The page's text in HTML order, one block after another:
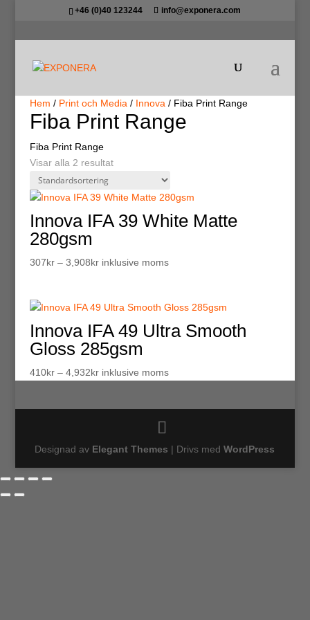
+46 (0)40 123244 info@exponera.com
Hem / Print och Media / Innova / Fiba Print Range
Fiba Print Range
Fiba Print Range
Visar alla 2 resultat
Innova IFA 39 White Matte
280gsm
307kr – 3,908krPrisintervall:
3,908kr
inklusive moms
Innova IFA 49 Ultra Smooth
Gloss 285gsm
410kr – 4,932krPrisintervall:
inklusive moms
Designad av Elegant Themes | Drivs medWordPress